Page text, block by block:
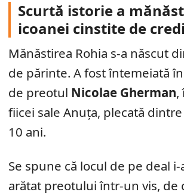
Scurtă istorie a
icoanei cinstite de
Mănăstirea Rohia s-a născut
de părinte. A fost întemeiată
de preotul Nicolae Gherman,
fiicei sale Anuța, plecată
10 ani.
Se spune că locul de pe deal
arătat preotului într-un vis, de